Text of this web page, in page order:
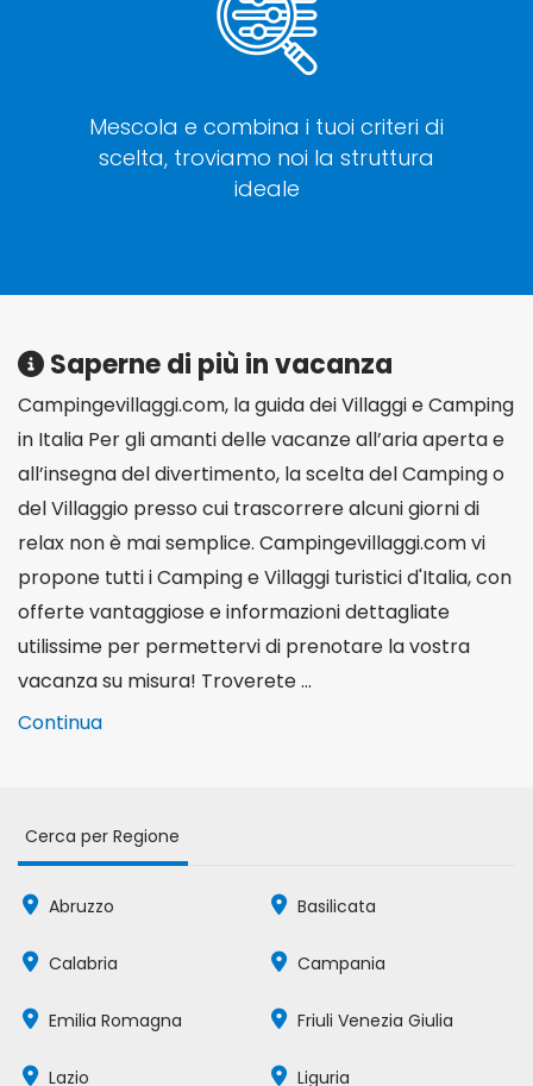
Mescola e combina i tuoi criteri di
scelta, troviamo noi la struttura
ideale
Saperne di più in vacanza
Campingevillaggi.com, la guida dei Villaggi e Camping
in Italia Per gli amanti delle vacanze all’aria aperta e
all’insegna del divertimento, la scelta del Camping o
del Villaggio presso cui trascorrere alcuni giorni di
relax non è mai semplice. Campingevillaggi.com vi
propone tutti i Camping e Villaggi turistici d'Italia, con
offerte vantaggiose e informazioni dettagliate
utilissime per permettervi di prenotare la vostra
vacanza su misura! Troverete ...
Continua
Cerca per Regione
Abruzzo Basilicata
Calabria Campania
Emilia Romagna Friuli Venezia Giulia
Lazio Liguria